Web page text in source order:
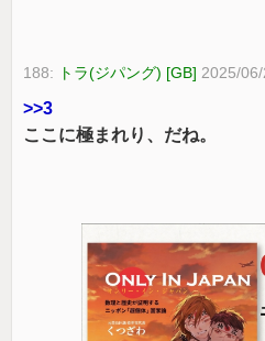
188: トラ(ジパング) [GB] 2025/
>>3
ここに極まれり、だね。